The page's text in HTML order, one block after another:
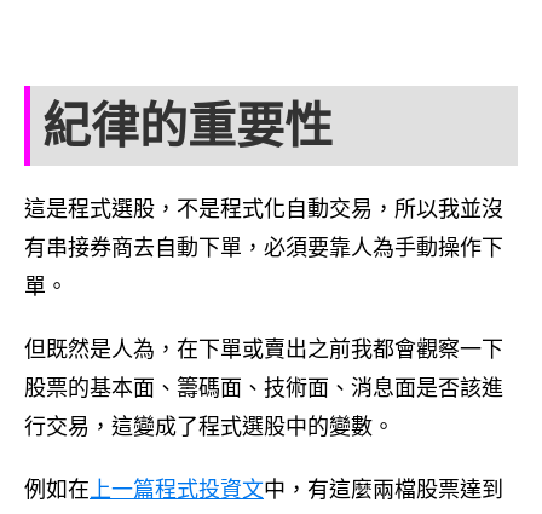
紀律的重要性
這是程式選股，不是程式化自動交易，所以我並沒
有串接券商去自動下單，必須要靠人為手動操作下
單。
但既然是人為，在下單或賣出之前我都會觀察一下
股票的基本面、籌碼面、技術面、消息面是否該進
行交易，這變成了程式選股中的變數。
例如在 上一篇程式投資文中，有這麼兩檔股票達到